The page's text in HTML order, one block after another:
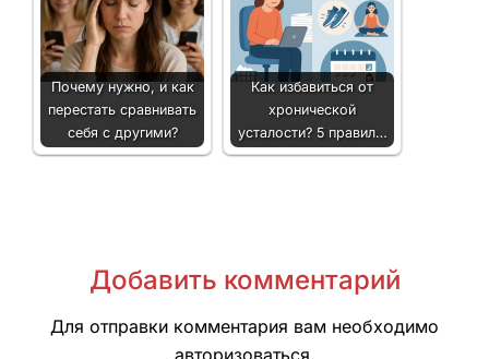
Почему нужно, и как
перестать сравнивать
себя с другими?
Как избавиться от
хронической
усталости? 5 правил…
Добавить комментарий
Для отправки комментария вам необходимо
авторизоваться.